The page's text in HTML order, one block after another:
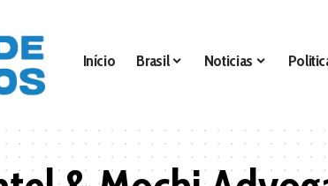
Início Brasil Noticias